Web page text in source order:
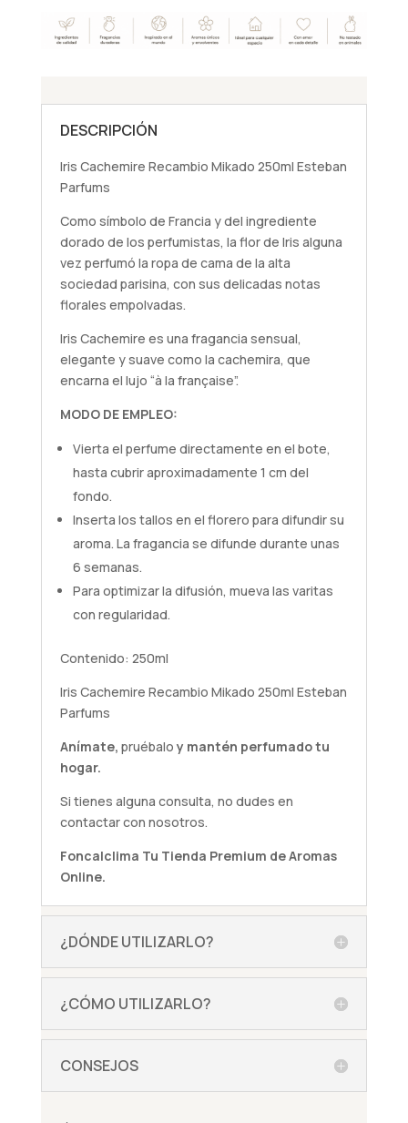
cantidad
DESCRIPCIÓN
Iris Cachemire Recambio Mikado 250ml Esteban
Parfums
Como símbolo de Francia y del ingrediente
dorado de los perfumistas, la flor de Iris alguna
vez perfumó la ropa de cama de la alta
sociedad parisina, con sus delicadas notas
florales empolvadas.
Iris Cachemire es una fragancia sensual,
elegante y suave como la cachemira, que
encarna el lujo “à la française”.
MODO DE EMPLEO:
Vierta el perfume directamente en el bote,
hasta cubrir aproximadamente 1 cm del
fondo.
Inserta los tallos en el florero para difundir su
aroma. La fragancia se difunde durante unas
6 semanas.
Para optimizar la difusión, mueva las varitas
con regularidad.
Contenido: 250ml
Iris Cachemire Recambio Mikado 250ml Esteban
Parfums
Anímate, pruébalo y mantén perfumado tu
hogar.
Si tienes alguna consulta, no dudes en
contactar con nosotros.
Foncalclima Tu Tienda Premium de Aromas
Online.
¿DÓNDE UTILIZARLO?
¿CÓMO UTILIZARLO?
CONSEJOS